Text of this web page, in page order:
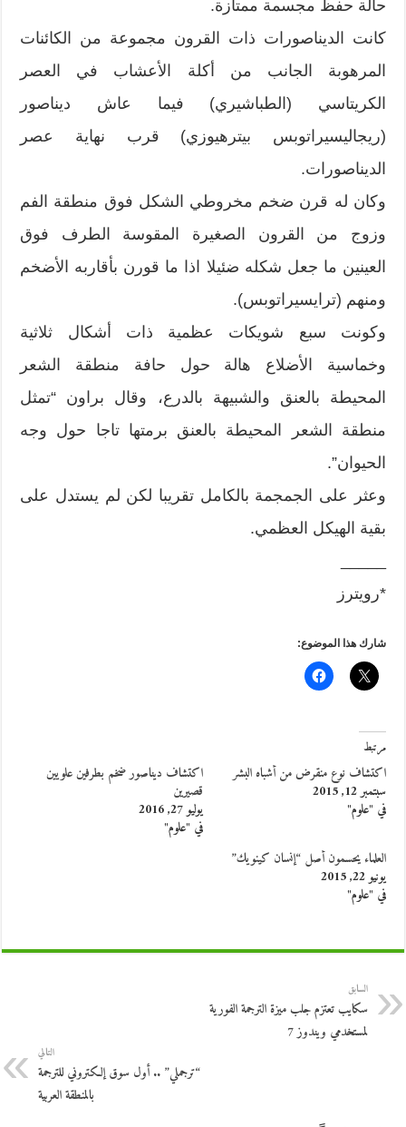
حالة حفظ مجسمة ممتازة.
كانت الديناصورات ذات القرون مجموعة من الكائنات
المرهوبة الجانب من أكلة الأعشاب في العصر
الكريتاسي (الطباشيري) فيما عاش ديناصور
(ريجاليسيراتوبس بيترهيوزي) قرب نهاية عصر
الديناصورات.
وكان له قرن ضخم مخروطي الشكل فوق منطقة الفم
وزوج من القرون الصغيرة المقوسة الطرف فوق
العينين ما جعل شكله ضئيلا اذا ما قورن بأقاربه الأضخم
ومنهم (ترايسيراتوبس).
وكونت سبع شويكات عظمية ذات أشكال ثلاثية
وخماسية الأضلاع هالة حول حافة منطقة الشعر
المحيطة بالعنق والشبيهة بالدرع، وقال براون “تمثل
منطقة الشعر المحيطة بالعنق برمتها تاجا حول وجه
الحيوان”.
وعثر على الجمجمة بالكامل تقريبا لكن لم يستدل على
بقية الهيكل العظمي.
*رويترز
شارك هذا الموضوع:
مرتبط
اكتشاف نوع منقرض من أشباه البشر
سبتمبر 12, 2015
في "علوم"
اكتشاف ديناصور ضخم بطرفين علويين
قصيرين
يوليو 27, 2016
في "علوم"
العلماء يحسمون أصل “إنسان كينويك”
يونيو 22, 2015
في "علوم"
السابق
سكايب تعتزم جلب ميزة الترجمة الفورية
لمستخدمي ويندوز 7
التالي
“ترجملي” .. أول سوق إلكتروني للترجمة
بالمنطقة العربية